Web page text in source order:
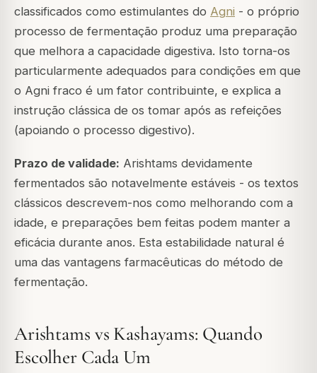
classificados como estimulantes do Agni - o próprio
processo de fermentação produz uma preparação
que melhora a capacidade digestiva. Isto torna-os
particularmente adequados para condições em que
o Agni fraco é um fator contribuinte, e explica a
instrução clássica de os tomar após as refeições
(apoiando o processo digestivo).
Prazo de validade: Arishtams devidamente
fermentados são notavelmente estáveis - os textos
clássicos descrevem-nos como melhorando com a
idade, e preparações bem feitas podem manter a
eficácia durante anos. Esta estabilidade natural é
uma das vantagens farmacêuticas do método de
fermentação.
Arishtams vs Kashayams: Quando
Escolher Cada Um